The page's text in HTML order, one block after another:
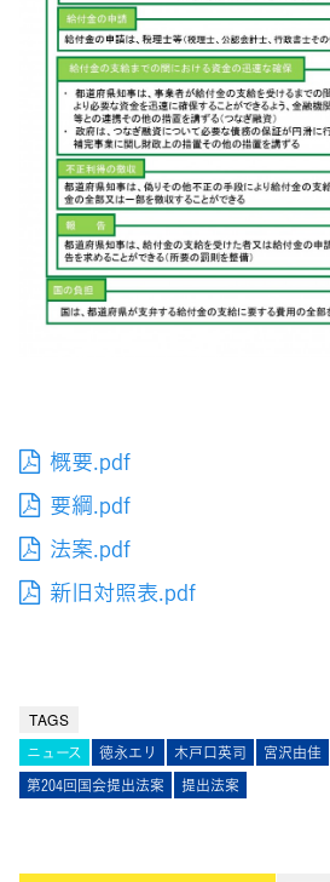
概要.pdf
要綱.pdf
法案.pdf
新旧対照表.pdf
TAGS
ニュース 徳永エリ 木戸口英司 宮沢由佳
第204回国会提出法案
提出法案